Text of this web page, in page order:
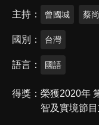
主持 曾國城 蔡
國別 台灣
語言 國語
得獎
榮獲2020年
智及實境節